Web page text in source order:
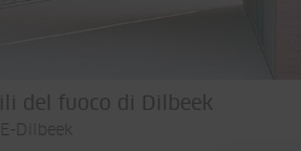
del fuoco di Dilbeek
Dilbeek